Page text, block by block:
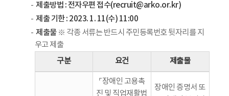
제출방법 : 전자우편 접수(recruit@arko.or.kr)
제출 기한 : 2023. 1. 11(수) 11:00
제출물※ 각종 서류는 반드시 주민등록번호 뒷자리를 지
우고 제출
구분
요건 제출물
⌜장애인 고용촉
진 및 직업재활법
장애인 증명서 또